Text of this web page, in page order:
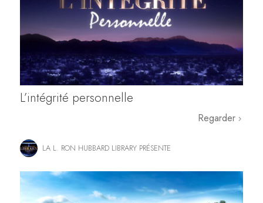
L’intégrité personnelle
Regarder
LA L. RON HUBBARD LIBRARY PRÉSENTE